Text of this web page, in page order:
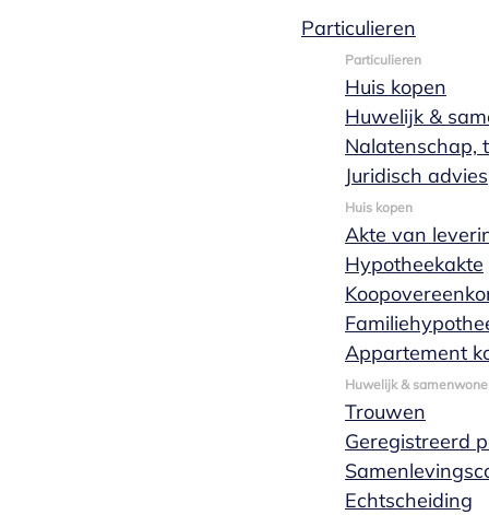
Particulieren
Particulieren
Huis kopen
Huwelijk &
Nalatenschap,
Juridisch advies
Huis kopen
Akte van
Hypotheekakte
Appartement
Huwelijk &
Trouwen
Geregistreerd
Echtscheiding
Werken bij
Wil jij werken bij hét notariskantoor van de
regio Groot-Eindhoven? Hou jij ervan om te
werken in een dynamische omgeving, om een
hecht en flexibel team om je heen te hebben en
cliënten altijd op de eerste plaats te zetten?
Dan is Marks Wachters notarissen de ideale